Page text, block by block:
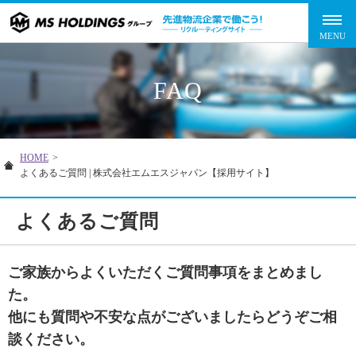
FAQ
HOME >
よくあるご質問 | 株式会社エムエスジャパン【採用サイト】
よくあるご質問
ご家族からよくいただくご質問事項をまとめまし
た。
他にも質問や不安な点がございましたらどうぞご相
談ください。